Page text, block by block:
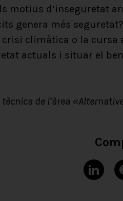
motius d’inseguretat
genera més
climàtica o la
actuals i situar el
de l’àrea